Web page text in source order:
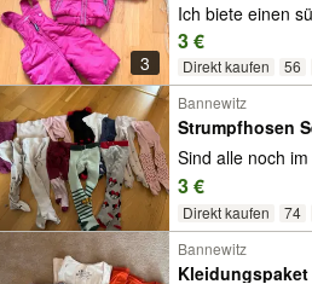
3
Ich biete einen
3 €
Direkt kaufen 56
Bannewitz
Strumpfhosen
Sind alle noch
3 €
Direkt kaufen 74
Bannewitz